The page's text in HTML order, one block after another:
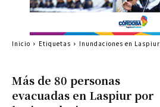
Más de 80 personas
evacuadas en Laspiur por
Inicio Etiquetas Inundaciones en Laspiur